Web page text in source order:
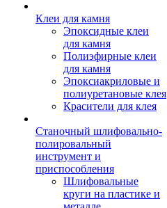
Клеи для камня
Эпоксидные клеи
для камня
Полиэфирные клеи
для камня
Эпоксиакриловые и
полиуретановые клея
Красители для клея
Станочный шлифовально-
полировальный
инструмент и
приспособления
Шлифовальные
круги на пластике и